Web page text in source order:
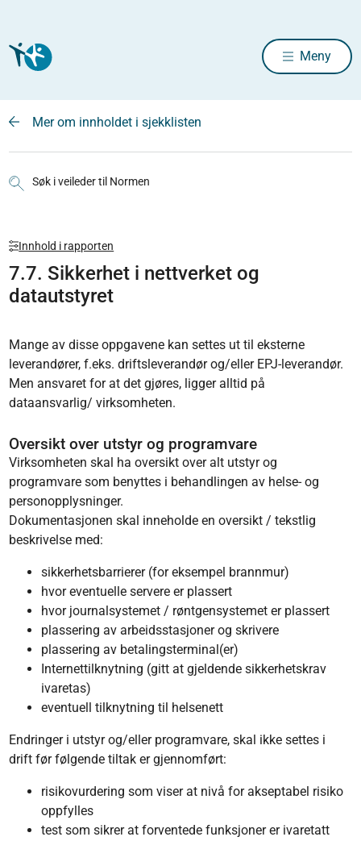
Meny
Mer om innholdet i sjekklisten
Søk i veileder til Normen
Innhold i rapporten
7.7. Sikkerhet i nettverket og
datautstyret
Mange av disse oppgavene kan settes ut til eksterne
leverandører, f.eks. driftsleverandør og/eller EPJ-leverandør.
Men ansvaret for at det gjøres, ligger alltid på
dataansvarlig/ virksomheten.
Oversikt over utstyr og programvare
Virksomheten skal ha oversikt over alt utstyr og
programvare som benyttes i behandlingen av helse- og
personopplysninger.
Dokumentasjonen skal inneholde en oversikt / tekstlig
beskrivelse med:
sikkerhetsbarrierer (for eksempel brannmur)
hvor eventuelle servere er plassert
hvor journalsystemet / røntgensystemet er plassert
plassering av arbeidsstasjoner og skrivere
plassering av betalingsterminal(er)
Internettilknytning (gitt at gjeldende sikkerhetskrav
ivaretas)
eventuell tilknytning til helsenett
Endringer i utstyr og/eller programvare, skal ikke settes i
drift før følgende tiltak er gjennomført:
risikovurdering som viser at nivå for akseptabel risiko
oppfylles
test som sikrer at forventede funksjoner er ivaretatt